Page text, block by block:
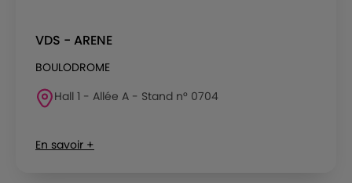
VDS - ARENE
BOULODROME
Hall 1 - Allée A - Stand n° 0704
En savoir +